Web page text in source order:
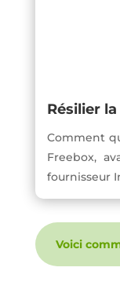
Résilier
Comment
Freebox,
fournisseur
Voici